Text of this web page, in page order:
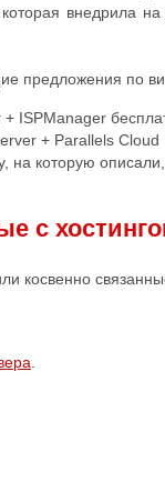
внедрила
предложения по
+ ISPManager
+ Parallels
на которую
с
косвенно